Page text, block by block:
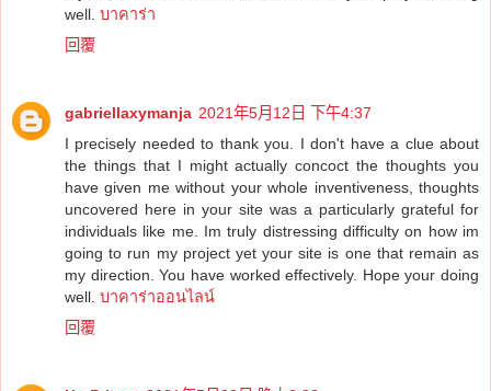
well. บาคาร่า
回覆
gabriellaxymanja 2021年5月12日 下午4:37
I precisely needed to thank you. I don't have a clue about
the things that I might actually concoct the thoughts you
have given me without your whole inventiveness, thoughts
uncovered here in your site was a particularly grateful for
individuals like me. Im truly distressing difficulty on how im
going to run my project yet your site is one that remain as
my direction. You have worked effectively. Hope your doing
well. บาคาร่าออนไลน์
回覆